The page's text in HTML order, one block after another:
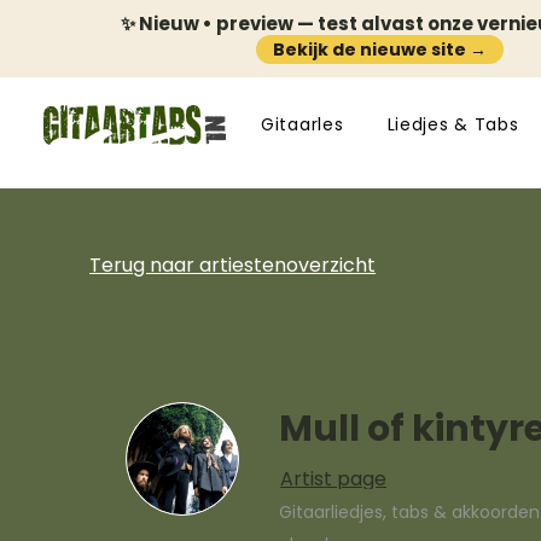
✨ Nieuw • preview — test alvast onze
Bekijk de nieuwe site →
Gitaarles Liedjes & Tabs
Terug naar artiestenoverzicht
Mull of
Artist page
Gitaarliedjes, tabs &